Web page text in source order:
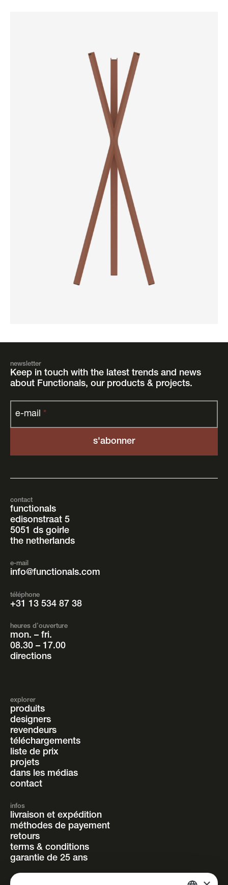
newsletter
Keep in touch with the latest trends and news
about Functionals, our products & projects.
e-mail *
contact
functionals
edisonstraat 5
5051 ds goirle
the netherlands
e-mail
info@functionals.com
téléphone
+31 13 534 87 38
heures d’ouverture
mon. – fri.
08.30 – 17.00
directions
explorer
produits
designers
revendeurs
téléchargements
liste de prix
projets
dans les médias
contact
infos
livraison et expédition
méthodes de payement
retours
terms & conditions
garantie de 25 ans
suivez-nous